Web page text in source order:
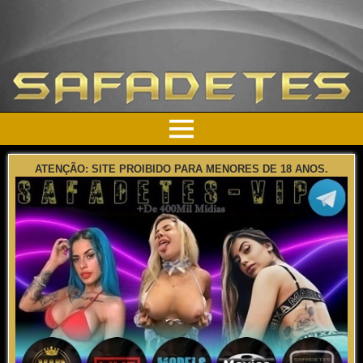
ATENÇÃO: SITE PROIBIDO PARA MENORES DE 18 ANOS.